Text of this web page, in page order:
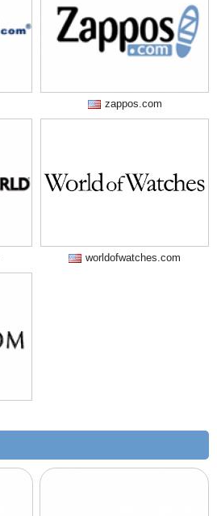
zappos.com
worldofwatches.com